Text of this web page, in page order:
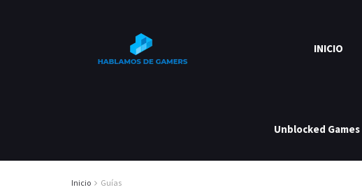
INICIO
Unblocked Games
Inicio Guías